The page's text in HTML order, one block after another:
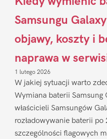
Samsungu
objawy, koszty i
naprawa w
1 lutego 2026
W jakiej sytuacji warto
Wymiana baterii Samsung
właścicieli Samsungów
rozładowywanie baterii
szczególności flagowych